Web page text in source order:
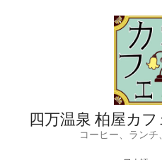
四万温泉 柏屋カ
コーヒー、ラン